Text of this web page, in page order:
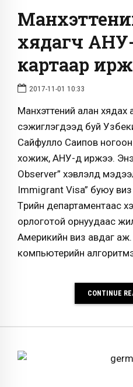
хядагч
картаар
2017-11-01 10:33
Манхэттений алан хядах
сэжиглэгдээд буй
Сайфулло Саипов
хожиж, АНУ-д иржээ. Энэ
Observer” хэвлэлд
Immigrant Visa” буюу виз
Төрийн департаментаас
орлоготой орнуудаас
Америкийн виз авдаг
компьютерийн
CONTINUE